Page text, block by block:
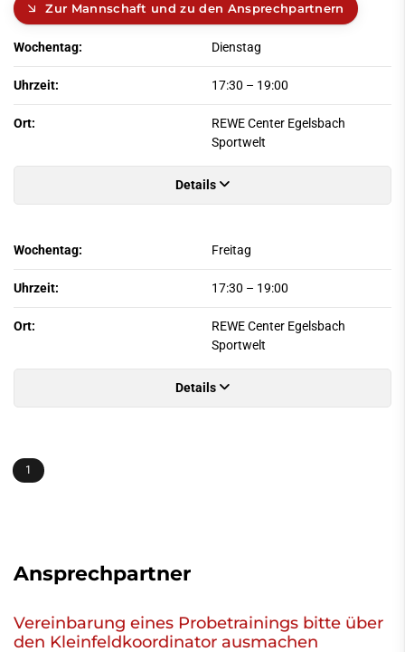
Zur Mannschaft und zu den Ansprechpartnern
Wochentag: Dienstag
Uhrzeit: 17:30 – 19:00
Ort:
REWE Center Egelsbach
Sportwelt
Details
Wochentag: Freitag
Uhrzeit: 17:30 – 19:00
Ort:
REWE Center Egelsbach
Sportwelt
Details
1
Ansprechpartner
Vereinbarung eines Probetrainings bitte über
den Kleinfeldkoordinator ausmachen